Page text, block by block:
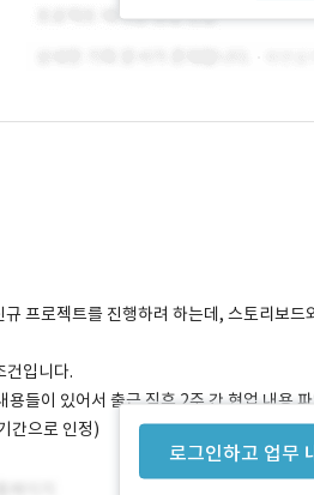
로그인하고 업무
프로젝트를 진행하려 하는데, 스토리보
입니다.
용들이 있어서 출근 직후 2주 간 현업 내용
간으로 인정)